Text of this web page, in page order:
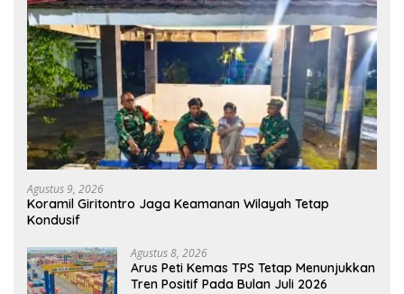
Agustus 9, 2026
Koramil Giritontro Jaga Keamanan Wilayah Tetap
Kondusif
Agustus 8, 2026
Arus Peti Kemas TPS Tetap Menunjukkan
Tren Positif Pada Bulan Juli 2026